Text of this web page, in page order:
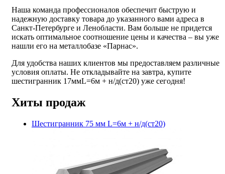
Наша команда профессионалов обеспечит быструю и
надежную доставку товара до указанного вами адреса в
Санкт-Петербурге и Ленобласти. Вам больше не придется
искать оптимальное соотношение цены и качества – вы уже
нашли его на металлобазе «Парнас».
Для удобства наших клиентов мы предоставляем различные
условия оплаты. Не откладывайте на завтра, купите
шестигранник 17ммL=6м + н/д(ст20) уже сегодня!
Хиты продаж
Шестигранник 75 мм L=6м + н/д(ст20)